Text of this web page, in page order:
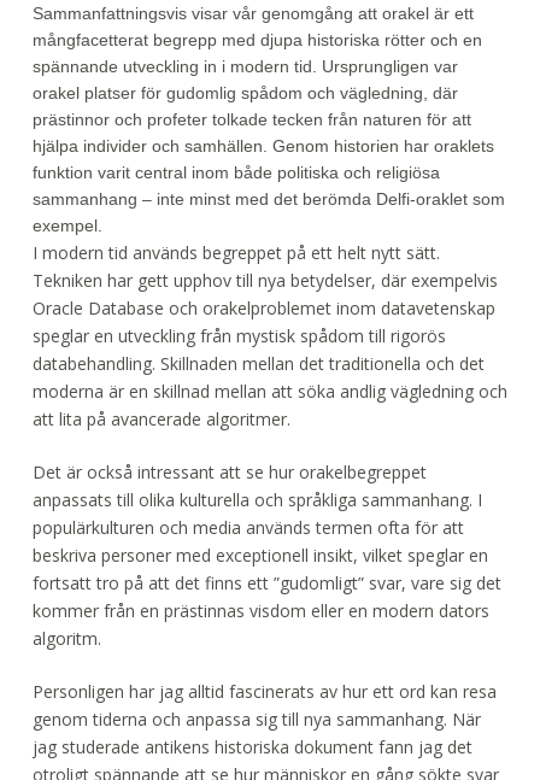
Sammanfattningsvis visar vår genomgång att orakel är ett
mångfacetterat begrepp med djupa historiska rötter och en
spännande utveckling in i modern tid. Ursprungligen var
orakel platser för gudomlig spådom och vägledning, där
prästinnor och profeter tolkade tecken från naturen för att
hjälpa individer och samhällen. Genom historien har oraklets
funktion varit central inom både politiska och religiösa
sammanhang – inte minst med det berömda Delfi-oraklet som
exempel.
I modern tid används begreppet på ett helt nytt sätt.
Tekniken har gett upphov till nya betydelser, där exempelvis
Oracle Database och orakelproblemet inom datavetenskap
speglar en utveckling från mystisk spådom till rigorös
databehandling. Skillnaden mellan det traditionella och det
moderna är en skillnad mellan att söka andlig vägledning och
att lita på avancerade algoritmer.
Det är också intressant att se hur orakelbegreppet
anpassats till olika kulturella och språkliga sammanhang. I
populärkulturen och media används termen ofta för att
beskriva personer med exceptionell insikt, vilket speglar en
fortsatt tro på att det finns ett ”gudomligt” svar, vare sig det
kommer från en prästinnas visdom eller en modern dators
algoritm.
Personligen har jag alltid fascinerats av hur ett ord kan resa
genom tiderna och anpassa sig till nya sammanhang. När
jag studerade antikens historiska dokument fann jag det
otroligt spännande att se hur människor en gång sökte svar